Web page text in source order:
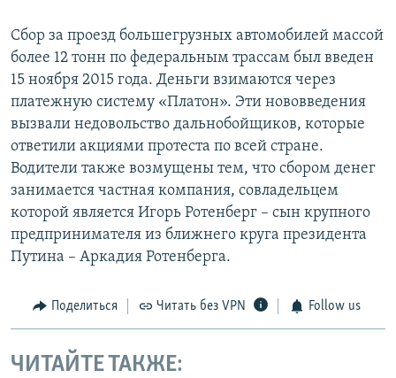
Сбор за проезд большегрузных автомобилей массой
более 12 тонн по федеральным трассам был введен
15 ноября 2015 года. Деньги взимаются через
платежную систему «Платон». Эти нововведения
вызвали недовольство дальнобойщиков, которые
ответили акциями протеста по всей стране.
Водители также возмущены тем, что сбором денег
занимается частная компания, совладельцем
которой является Игорь Ротенберг – сын крупного
предпринимателя из ближнего круга президента
Путина – Аркадия Ротенберга.
Поделиться Читать без VPN Follow us
ЧИТАЙТЕ ТАКЖЕ: